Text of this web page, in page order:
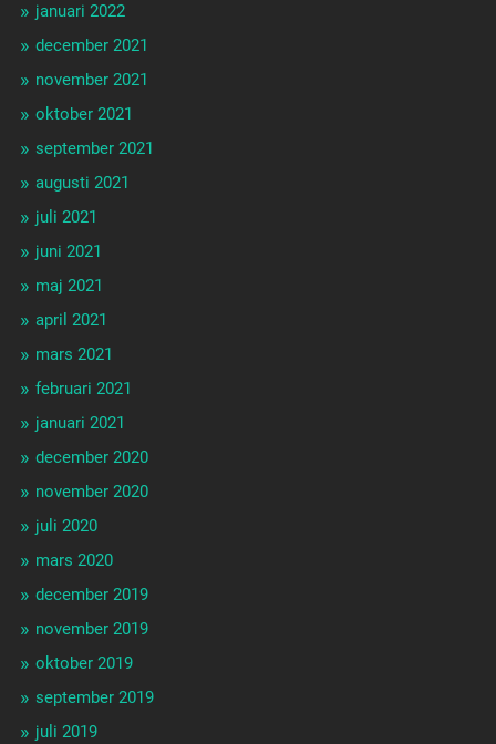
januari 2022
december 2021
november 2021
oktober 2021
september 2021
augusti 2021
juli 2021
juni 2021
maj 2021
april 2021
mars 2021
februari 2021
januari 2021
december 2020
november 2020
juli 2020
mars 2020
december 2019
november 2019
oktober 2019
september 2019
juli 2019